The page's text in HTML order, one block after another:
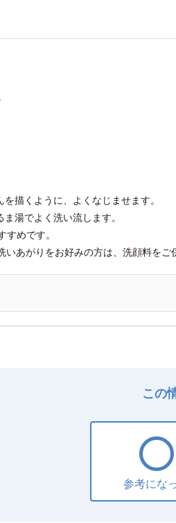
湿液
描くように、よくなじませます。
湯でよく洗い流します。
めです。
あがりをお好みの方は、洗顔料をご
この
参考にな